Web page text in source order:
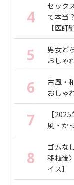
4
セック
て本当
【医師
5
男女ど
おしゃ
6
古風・
おしゃ
7
【
風・か
8
ゴムな
移植後
イス】